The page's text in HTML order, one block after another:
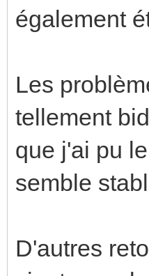
également
Les
tellement
que j'ai pu
semble
D'autres